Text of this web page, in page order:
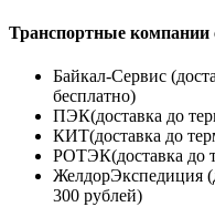
Транспортные
Байкал-Сервис
бесплатно)
ПЭК(доставка до
КИТ(доставка до
РОТЭК(доставка до
ЖелдорЭкспедиция
300 рублей)